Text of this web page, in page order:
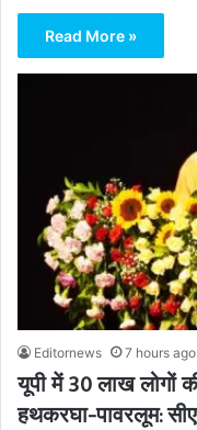
Read More »
Editornews 7 hours ago
यूपी में 30 लाख लोगों
हथकरघा-पावरलूम: